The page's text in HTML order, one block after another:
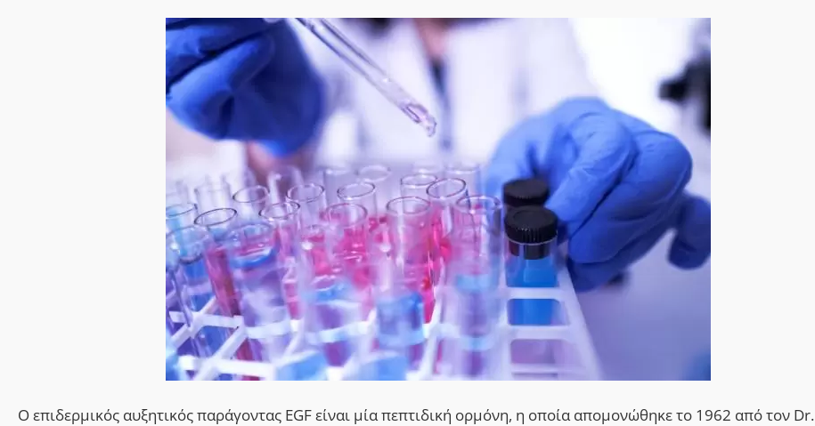
Ο επιδερμικός αυξητικός παράγοντας EGF είναι μία πεπτιδική ορμόνη, η οποία απομονώθηκε το 1962 από τον Dr.